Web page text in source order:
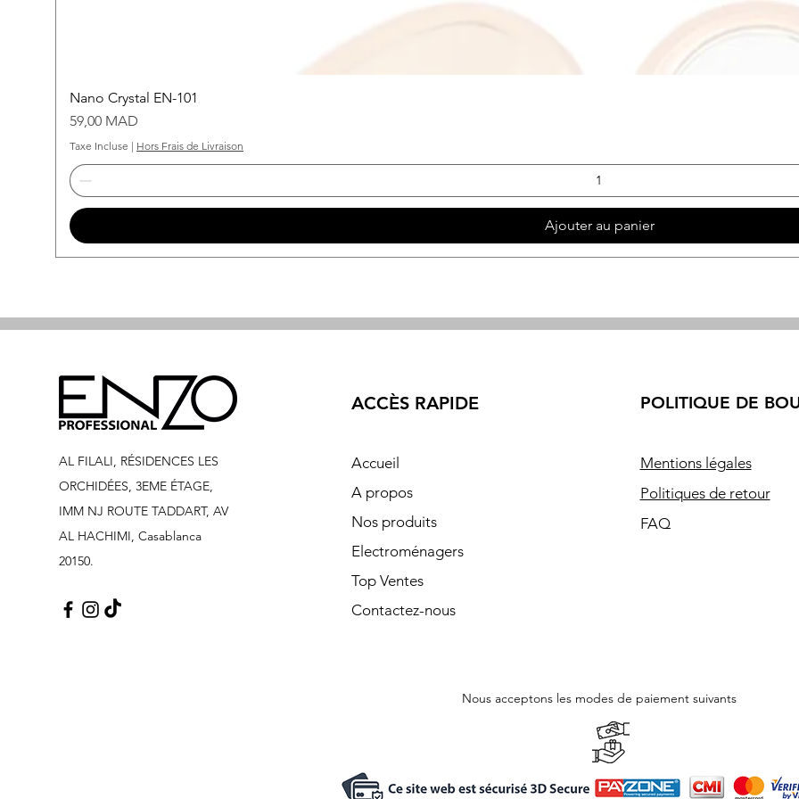
Nano Crystal EN-101
Prix
59,00 MAD
Taxe Incluse | Hors Frais de Livraison
Ajouter au panier
AL FILALI, RÉSIDENCES LES
ORCHIDÉES, 3EME ÉTAGE,
IMM NJ ROUTE TADDART, AV
AL HACHIMI, Casablanca
20150.
ACCÈS RAPIDE
Accueil
A propos
Nos produits
Electroménagers
Top Ventes
Contactez-nous
POLITIQUE DE
Mentions légales
Politiques de retour
FAQ
Nous acceptons les modes de paiement suivants